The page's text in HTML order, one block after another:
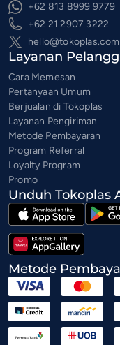
+62 813 8999 9779
+62 21 2907 3222
hello@tokoplas.com
Layanan
Cara Memesan
Pertanyaan Umum
Berjualan di Tokoplas
Layanan Pengiriman
Metode Pembayaran
Program Referral
Loyalty Program
Promo
Unduh Tokoplas
Metode